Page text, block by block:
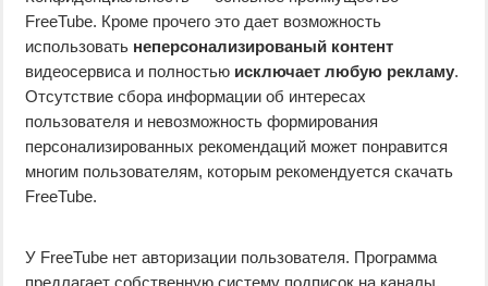
FreeTube. Кроме прочего это дает возможность
использовать неперсонализированый контент
видеосервиса и полностью исключает любую рекламу.
Отсутствие сбора информации об интересах
пользователя и невозможность формирования
персонализированных рекомендаций может понравится
многим пользователям, которым рекомендуется скачать
FreeTube.
У FreeTube нет авторизации пользователя. Программа
предлагает собственную систему подписок на каналы,